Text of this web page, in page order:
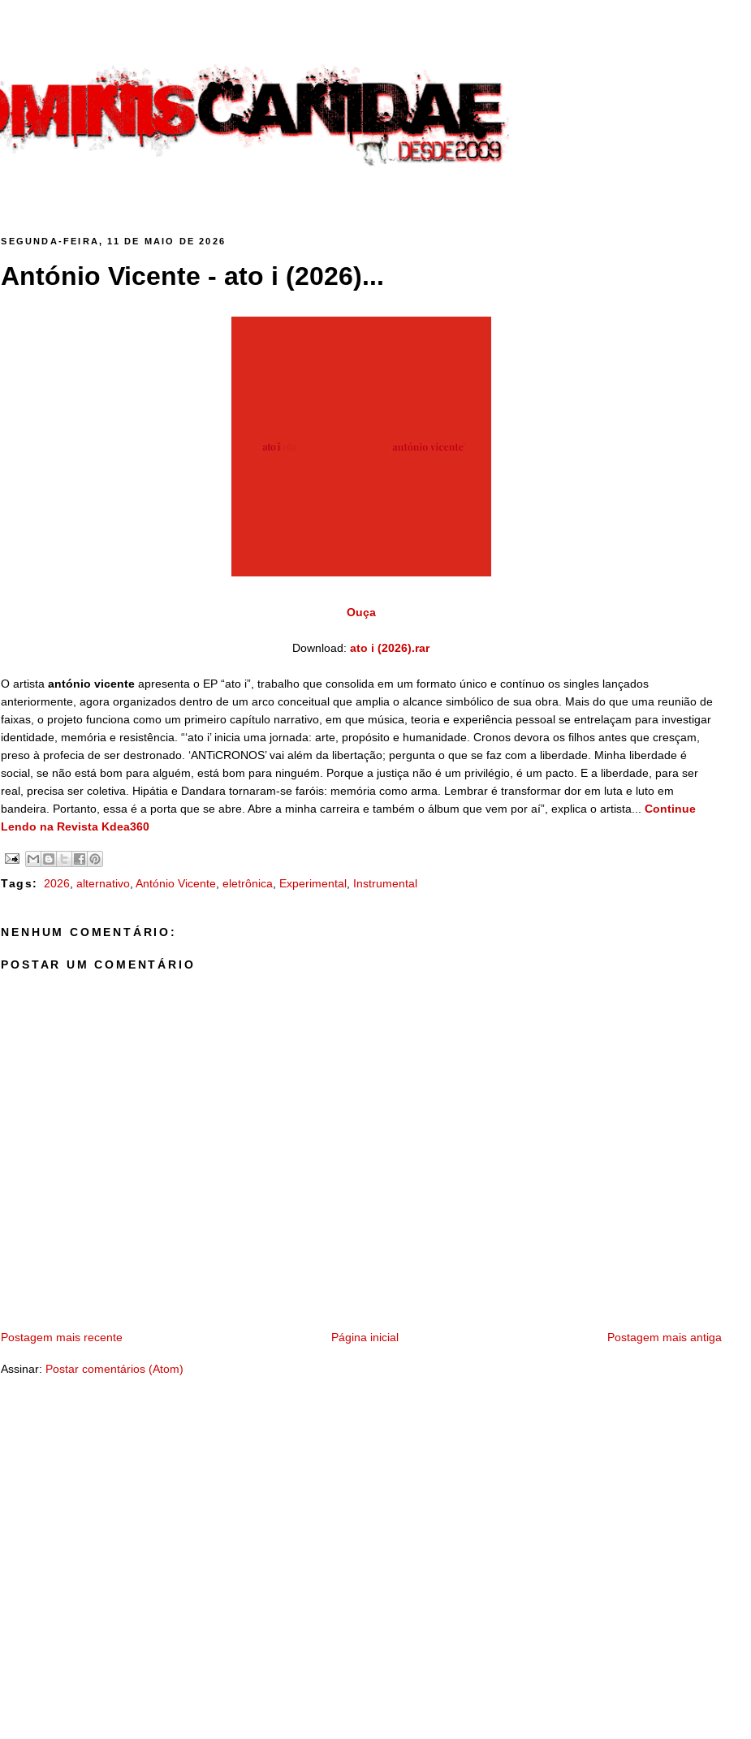
SEGUNDA-FEIRA, 11 DE MAIO DE 2026
António Vicente - ato i (2026)...
Ouça
Download:ato i (2026).rar
O artistaantónio vicente apresenta o EP “ato i”, trabalho que consolida em um formato único e contínuo os singles lançados
anteriormente, agora organizados dentro de um arco conceitual que amplia o alcance simbólico de sua obra. Mais do que uma reunião de
faixas, o projeto funciona como um primeiro capítulo narrativo, em que música, teoria e experiência pessoal se entrelaçam para investigar
identidade, memória e resistência. “‘ato i’ inicia uma jornada: arte, propósito e humanidade. Cronos devora os filhos antes que cresçam,
preso à profecia de ser destronado. ‘ANTiCRONOS’ vai além da libertação; pergunta o que se faz com a liberdade. Minha liberdade é
social, se não está bom para alguém, está bom para ninguém. Porque a justiça não é um privilégio, é um pacto. E a liberdade, para ser
real, precisa ser coletiva. Hipátia e Dandara tornaram-se faróis: memória como arma. Lembrar é transformar dor em luta e luto em
bandeira. Portanto, essa é a porta que se abre. Abre a minha carreira e também o álbum que vem por aí”, explica o artista...Continue
Lendo na Revista Kdea360
Tags: 2026 ,alternativo ,António Vicente ,eletrônica Experimental Instrumental
NENHUM COMENTÁRIO:
POSTAR UM COMENTÁRIO
Postagem mais recente Postagem mais antiga
Página inicial
Assinar: Postar comentários (Atom)